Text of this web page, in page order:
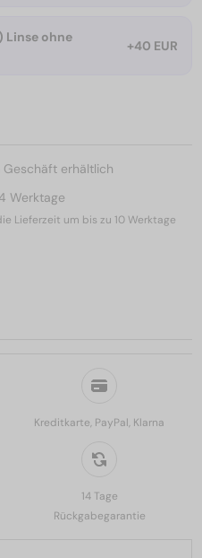
Kreditkarte, PayPal, Klarna
14 Tage
Rückgabegarantie
ohne
+40 EUR
Geschäft erhältlich
Werktage
Lieferzeit um bis zu 10 Werktage